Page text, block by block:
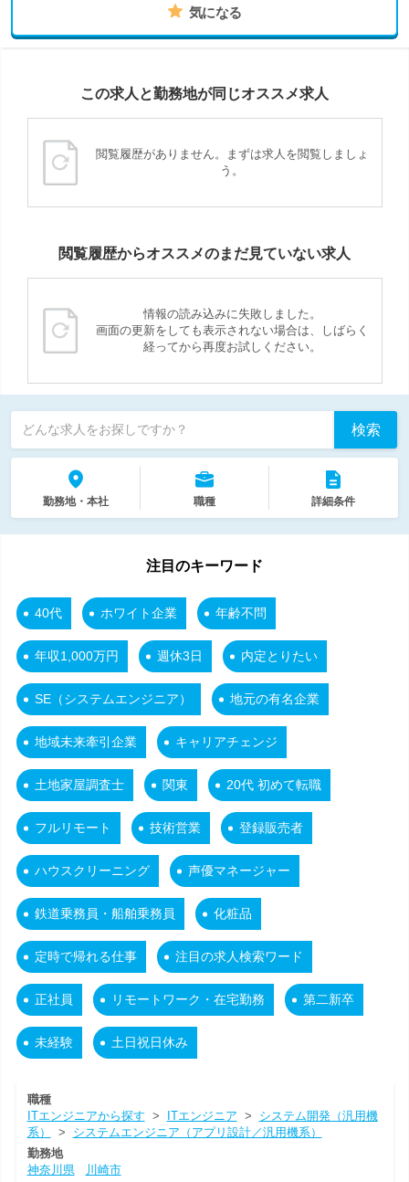
気になる
この求人と勤務地が同じオススメ求人
閲覧履歴がありません。まずは求人を閲覧しましょ
う。
閲覧履歴からオススメのまだ見ていない求人
情報の読み込みに失敗しました。
画面の更新をしても表示されない場合は、しばらく
経ってから再度お試しください。
どんな求人をお探しですか？ 検索
勤務地・本社 職種 詳細条件
注目のキーワード
40代 ホワイト企業 年齢不問
年収1,000万円 週休3日 内定とりたい
SE（システムエンジニア） 地元の有名企業
地域未来牽引企業 キャリアチェンジ
土地家屋調査士 関東 20代 初めて転職
フルリモート 技術営業 登録販売者
ハウスクリーニング 声優マネージャー
鉄道乗務員・船舶乗務員 化粧品
定時で帰れる仕事 注目の求人検索ワード
正社員 リモートワーク・在宅勤務 第二新卒
未経験 土日祝日休み
職種
ITエンジニアから探す > ITエンジニア > システム開発（汎用機
系）
> システムエンジニア（アプリ設計／汎用機系）
勤務地
神奈川県
川崎市